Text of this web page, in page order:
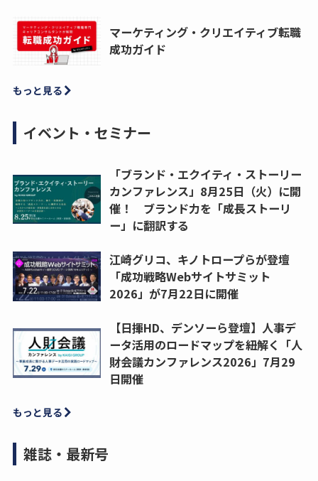
マーケティング・クリエイティブ転職
成功ガイド
もっと見る
イベント・セミナー
「ブランド・エクイティ・ストーリー
カンファレンス」8月25日（火）に開
催！ ブランド力を「成長ストーリ
ー」に翻訳する
江崎グリコ、キノトロープらが登壇
「成功戦略Webサイトサミット
2026」が7月22日に開催
【日揮HD、デンソーら登壇】人事デ
ータ活用のロードマップを紐解く「人
財会議カンファレンス2026」7月29
日開催
もっと見る
雑誌・最新号